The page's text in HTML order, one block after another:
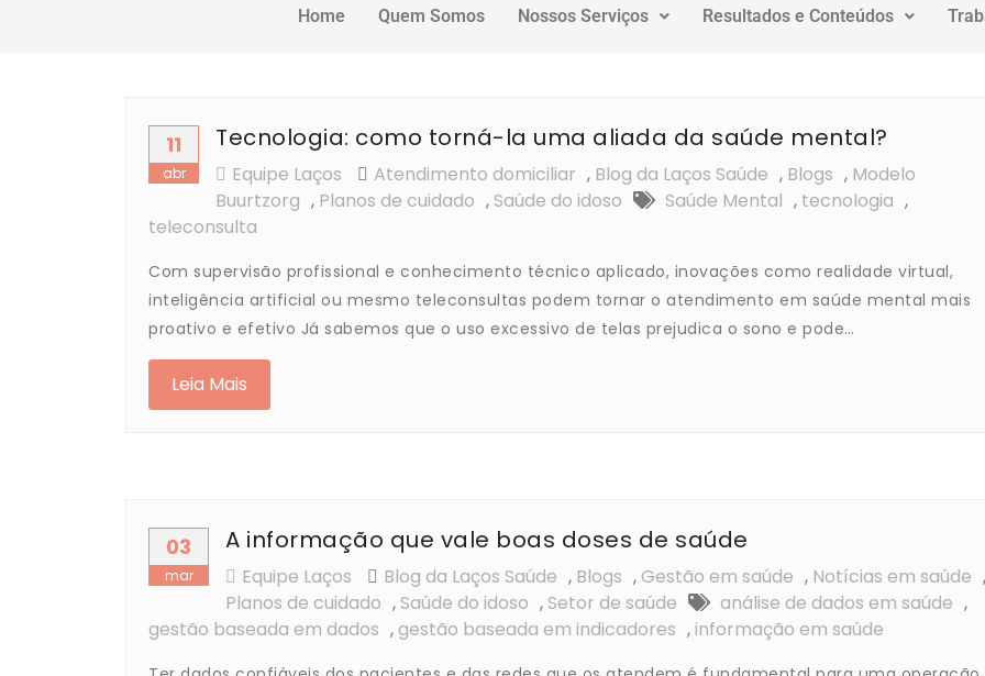
Home Quem Somos Nossos Serviços Resultados e Conteúdos
11
abr
Tecnologia: como torná-la uma aliada da saúde mental?
Equipe Laços Atendimento domiciliar , Blog da Laços Saúde , Blogs , Modelo
Buurtzorg , Planos de cuidado , Saúde do idoso Saúde Mental , tecnologia ,
teleconsulta
Com supervisão profissional e conhecimento técnico aplicado, inovações como realidade virtual,
inteligência artificial ou mesmo teleconsultas podem tornar o atendimento em saúde mental mais
proativo e efetivo Já sabemos que o uso excessivo de telas prejudica o sono e pode…
Leia Mais
03
mar
A informação que vale boas doses de saúde
Equipe Laços Blog da Laços Saúde , Blogs , Gestão em saúde , Notícias em saúde ,
Planos de cuidado , Saúde do idoso , Setor de saúde análise de dados em saúde ,
gestão baseada em dados , gestão baseada em indicadores ,informação em saúde